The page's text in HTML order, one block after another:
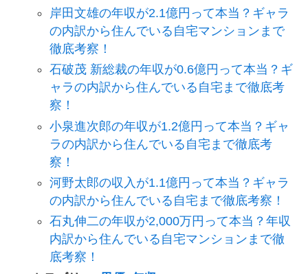
岸田文雄の年収が2.1億円って本当？ギャラ
の内訳から住んでいる自宅マンションまで
徹底考察！
石破茂 新総裁の年収が0.6億円って本当？ギ
ャラの内訳から住んでいる自宅まで徹底考
察！
小泉進次郎の年収が1.2億円って本当？ギャ
ラの内訳から住んでいる自宅まで徹底考
察！
河野太郎の収入が1.1億円って本当？ギャラ
の内訳から住んでいる自宅まで徹底考察！
石丸伸二の年収が2,000万円って本当？年収
内訳から住んでいる自宅マンションまで徹
底考察！